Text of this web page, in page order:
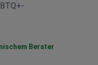
Berater